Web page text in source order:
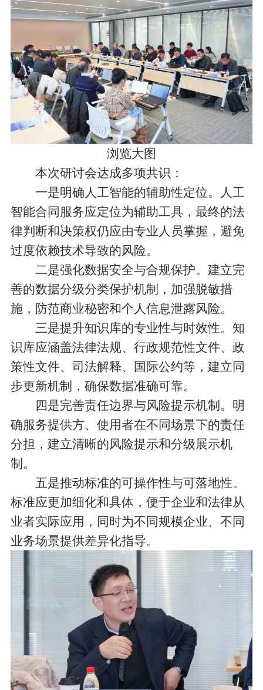
浏览大图
本次研讨会达成多项共识：
一是明确人工智能的辅助性定位。人工
智能合同服务应定位为辅助工具，最终的法
律判断和决策权仍应由专业人员掌握，避免
过度依赖技术导致的风险。
二是强化数据安全与合规保护。建立完
善的数据分级分类保护机制，加强脱敏措
施，防范商业秘密和个人信息泄露风险。
三是提升知识库的专业性与时效性。知
识库应涵盖法律法规、行政规范性文件、政
策性文件、司法解释、国际公约等，建立同
步更新机制，确保数据准确可靠。
四是完善责任边界与风险提示机制。明
确服务提供方、使用者在不同场景下的责任
分担，建立清晰的风险提示和分级展示机
制。
五是推动标准的可操作性与可落地性。
标准应更加细化和具体，便于企业和法律从
业者实际应用，同时为不同规模企业、不同
业务场景提供差异化指导。